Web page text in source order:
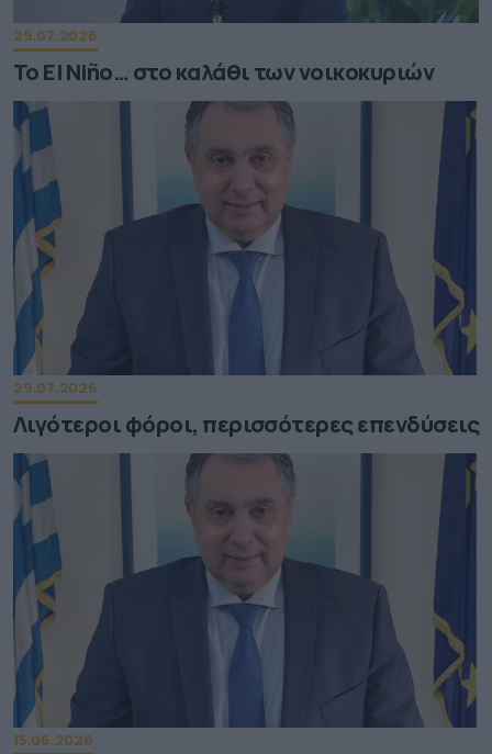
29.07.2026
Το El Niño… στο καλάθι των νοικοκυριών
29.07.2026
Λιγότεροι φόροι, περισσότερες επενδύσεις
15.06.2026